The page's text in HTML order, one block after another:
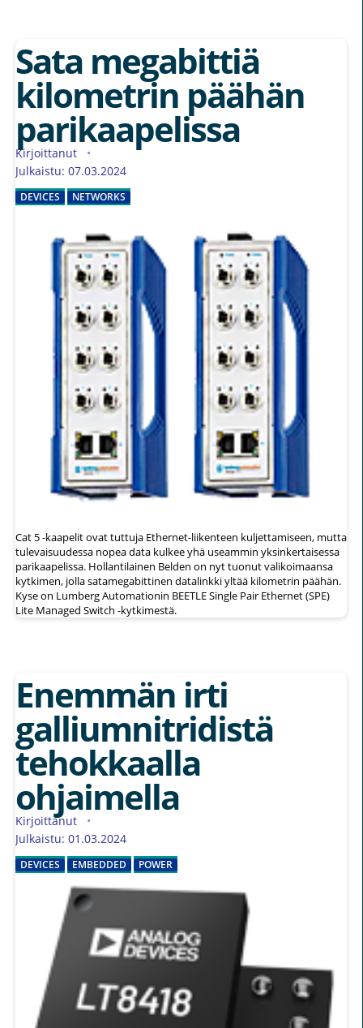
Sata megabittiä
kilometrin päähän
parikaapelissa
Kirjoittanut
Julkaistu: 07.03.2024
DEVICES NETWORKS
Cat 5 -kaapelit ovat tuttuja Ethernet-liikenteen kuljettamiseen, mutta
tulevaisuudessa nopea data kulkee yhä useammin yksinkertaisessa
parikaapelissa. Hollantilainen Belden on nyt tuonut valikoimaansa
kytkimen, jolla satamegabittinen datalinkki yltää kilometrin päähän.
Kyse on Lumberg Automationin BEETLE Single Pair Ethernet (SPE)
Lite Managed Switch -kytkimestä.
Enemmän irti
galliumnitridistä
tehokkaalla
ohjaimella
Kirjoittanut
Julkaistu: 01.03.2024
DEVICES EMBEDDED POWER